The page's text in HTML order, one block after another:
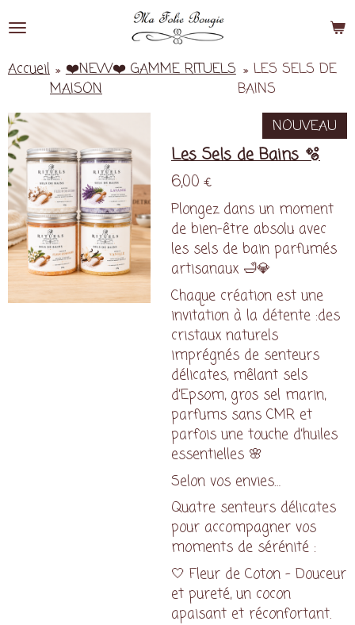
au
principal
Accueil » ❤️NEW❤️ GAMME RITUELS
MAISON
» LES SELS DE
BAINS
NOUVEAU
Les Sels de Bains 🫧
6,00 €
Plongez dans un moment
de bien-être absolu avec
les sels de bain parfumés
artisanaux 🛁💎
Chaque création est une
invitation à la détente :des
cristaux naturels
imprégnés de senteurs
délicates, mêlant sels
d’Epsom, gros sel marin,
parfums sans CMR et
parfois une touche d’huiles
essentielles 🌸
Selon vos envies…
Quatre senteurs délicates
pour accompagner vos
moments de sérénité :
🤍 Fleur de Coton – Douceur
et pureté, un cocon
apaisant et réconfortant.